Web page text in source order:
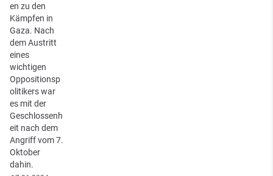
en zu den
Kämpfen in
Gaza. Nach
dem Austritt
eines
wichtigen
Oppositionsp
olitikers war
es mit der
Geschlossenh
eit nach dem
Angriff vom 7.
Oktober
dahin.